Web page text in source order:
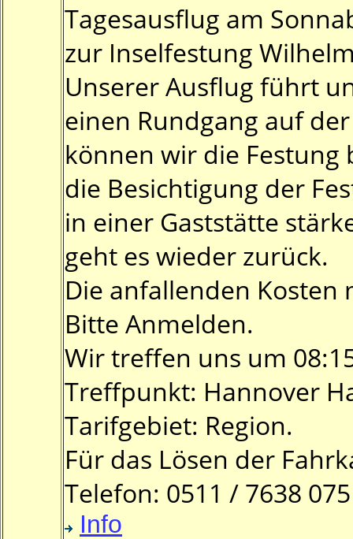
Tagesausflug am
zur Inselfestung
Unserer Ausflug führt
einen Rundgang auf
können wir die Festung
die Besichtigung der
in einer Gaststätte
geht es wieder zurück.
Die anfallenden Kosten
Bitte Anmelden.
Wir treffen uns um
Treffpunkt: Hannover
Tarifgebiet: Region.
Für das Lösen der
Telefon: 0511 / 7638
Info